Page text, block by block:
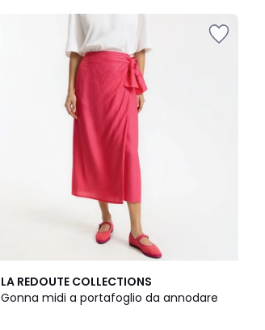
LA REDOUTE COLLECTIONS
Gonna midi a portafoglio da annodare